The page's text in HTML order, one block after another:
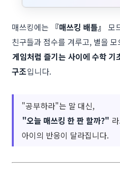
매쓰킹에는 『매쓰킹 배틀』
모
친구들과 점수를 겨루고, 별을
게임처럼 즐기는 사이에 수학 기
구조입니다.
"공부하라"는 말 대신,
"오늘 매쓰킹 한 판 할까?"
아이의 반응이 달라집니다.